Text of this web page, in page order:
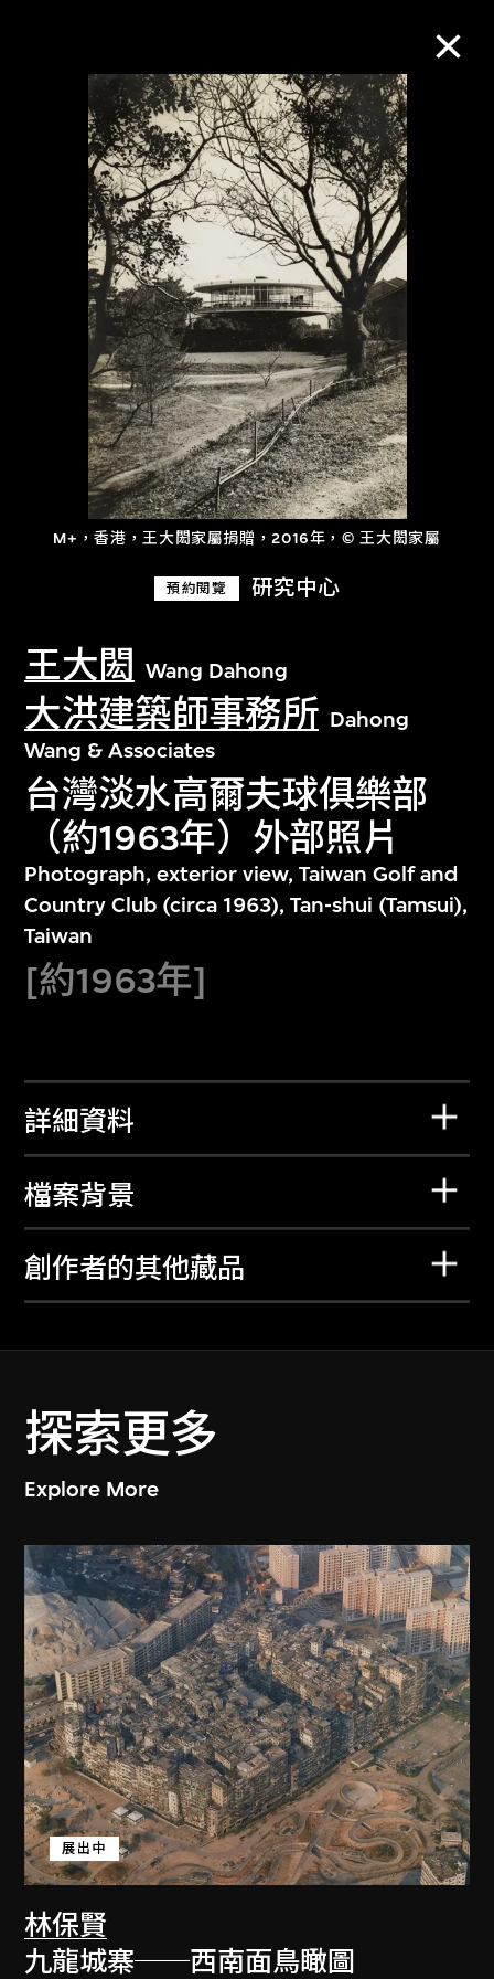
M+，香港，王大閎家屬捐贈，2016年，© 王大閎家屬
預約閱覽 研究中心
王大閎 Wang Dahong
大洪建築師事務所 Dahong
Wang & Associates
台灣淡水高爾夫球俱樂部
（約1963年）外部照片
Photograph, exterior view, Taiwan Golf and
Country Club (circa 1963), Tan-shui (Tamsui),
Taiwan
[約1963年]
詳細資料
檔案背景
創作者的其他藏品
探索更多
Explore More
林保賢
展出中
九龍城寨──西南面鳥瞰圖
M+藏品
進一步篩選
關於M+藏品
探索世界頂級的二十及二十一世紀視覺
文化藏品。